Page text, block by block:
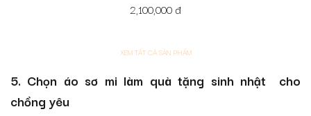
2,100,000đ
XEM TẤT CẢ SẢN PHẨM
5. Chọn áo sơ mi làm quà tặng sinh nhật cho
chồng yêu